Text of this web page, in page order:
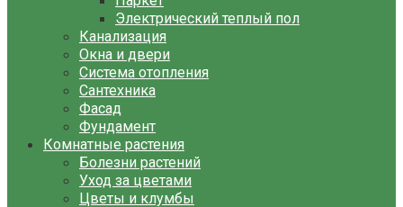
Электрический теплый пол
Канализация
Окна и двери
Система отопления
Сантехника
Фасад
Фундамент
Комнатные растения
Болезни растений
Уход за цветами
Цветы и клумбы